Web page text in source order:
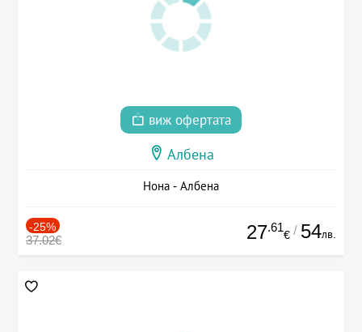
виж офертата
Албена
Нона - Албена
-25%
37.02€ 27.61
€ / 54лв.